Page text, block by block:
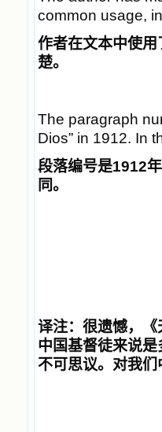
common usage,
作者在文本中使
楚。
The paragraph
Dios” in 1912. In
段落编号是1912
同。
译注： 很遗憾，《
中国基督徒来说
不可思议。对我